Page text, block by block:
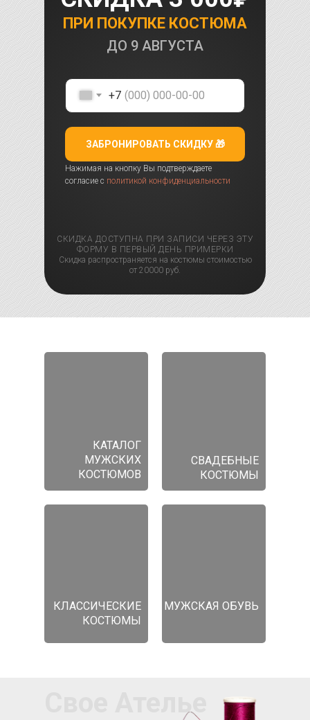
ПРИ ПОКУПКЕ КОСТЮМА
СКИДКА ДОСТУПНА ПРИ ЗАПИСИ ЧЕРЕЗ ЭТУ
ФОРМУ В ПЕРВЫЙ ДЕНЬ ПРИМЕРКИ
Скидка распространяется на костюмы стоимостью
от 20000 руб.
ДО 9 АВГУСТА
+7
ЗАБРОНИРОВАТЬ СКИДКУ 🎁
Нажимая на кнопку Вы подтверждаете
согласие с политикой конфиденциальности
КАТАЛОГ
МУЖСКИХ
КОСТЮМОВ
СВАДЕБНЫЕ
КОСТЮМЫ
КЛАССИЧЕСКИЕ
КОСТЮМЫ
МУЖСКАЯ ОБУВЬ
Свое Ателье